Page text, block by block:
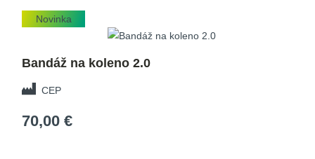
Novinka
Bandáž na koleno 2.0
CEP
70,00 €